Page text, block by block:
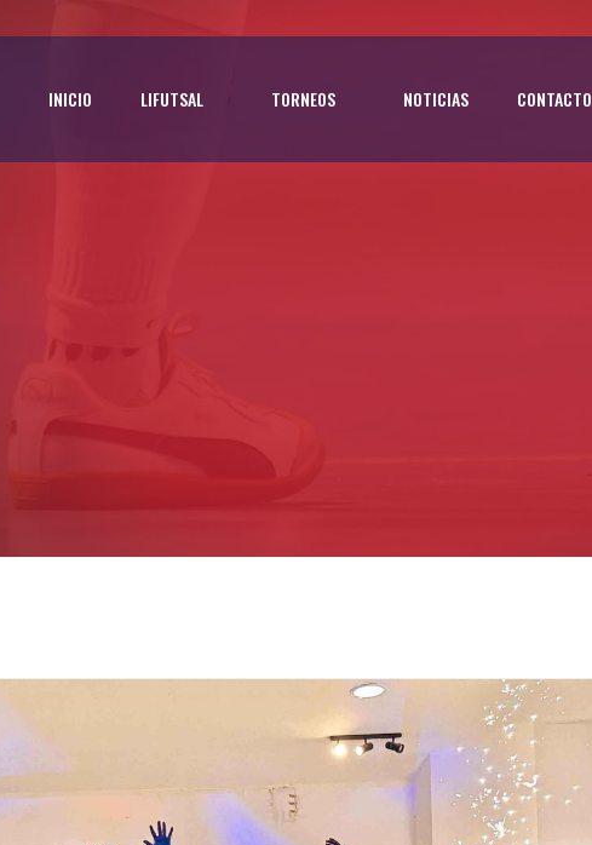
INICIO LIFUTSAL TORNEOS NOTICIAS CONTACTO